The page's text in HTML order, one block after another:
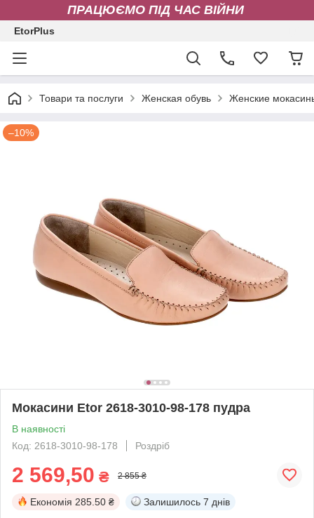
ПРАЦЮЄМО ПІД ЧАС ВІЙНИ
EtorPlus
Товари та послуги Женская обувь Женские
–10%
Мокасини Etor 2618-3010-98-178 пудра
В наявності
Код: 2618-3010-98-178
Роздріб
2 569,50 ₴ 2 855 ₴
Економія 285.50 ₴ Залишилось 7 днів